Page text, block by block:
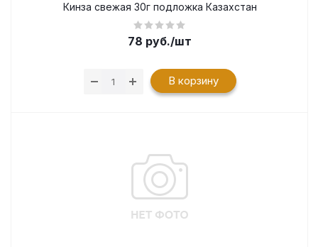
Кинза свежая 30г подложка Казахстан
78 руб./шт
В корзину